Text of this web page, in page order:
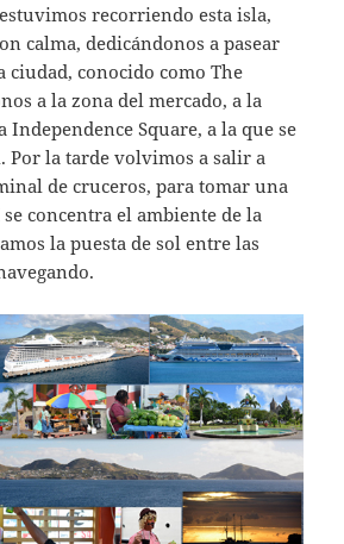
recorriendo esta isla,
calma, dedicándonos a pasear
ciudad, conocido como The
a la zona del mercado, a la
Independence Square, a la que se
Por la tarde volvimos a salir a
de cruceros, para tomar una
concentra el ambiente de la
la puesta de sol entre las